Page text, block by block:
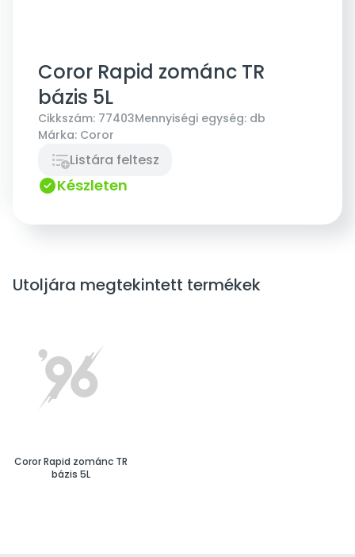
Coror Rapid zománc TR
bázis 5L
Cikkszám: 77403Mennyiségi egység: db
Márka: Coror
Listára feltesz
Készleten
Utoljára megtekintett termékek
Coror Rapid zománc TR
bázis 5L